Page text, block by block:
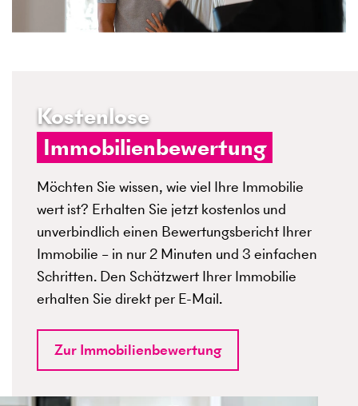
Kostenlose
Immobilienbewertung
Möchten Sie wissen, wie viel Ihre Immobilie
wert ist? Erhalten Sie jetzt kostenlos und
unverbindlich einen Bewertungsbericht Ihrer
Immobilie – in nur 2 Minuten und 3 einfachen
Schritten. Den Schätzwert Ihrer Immobilie
erhalten Sie direkt per E-Mail.
Zur Immobilienbewertung